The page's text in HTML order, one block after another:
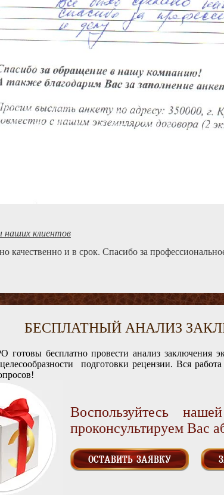
клиентов
качественно и в срок. Спасибо за
БЕСПЛАТНЫЙ АНАЛИЗ
готовы бесплатно провести анализ заключения
подготовки рецензии. Вся
Воспользуйтесь
проконсультируем
ОСТАВИТЬ ЗАЯВКУ